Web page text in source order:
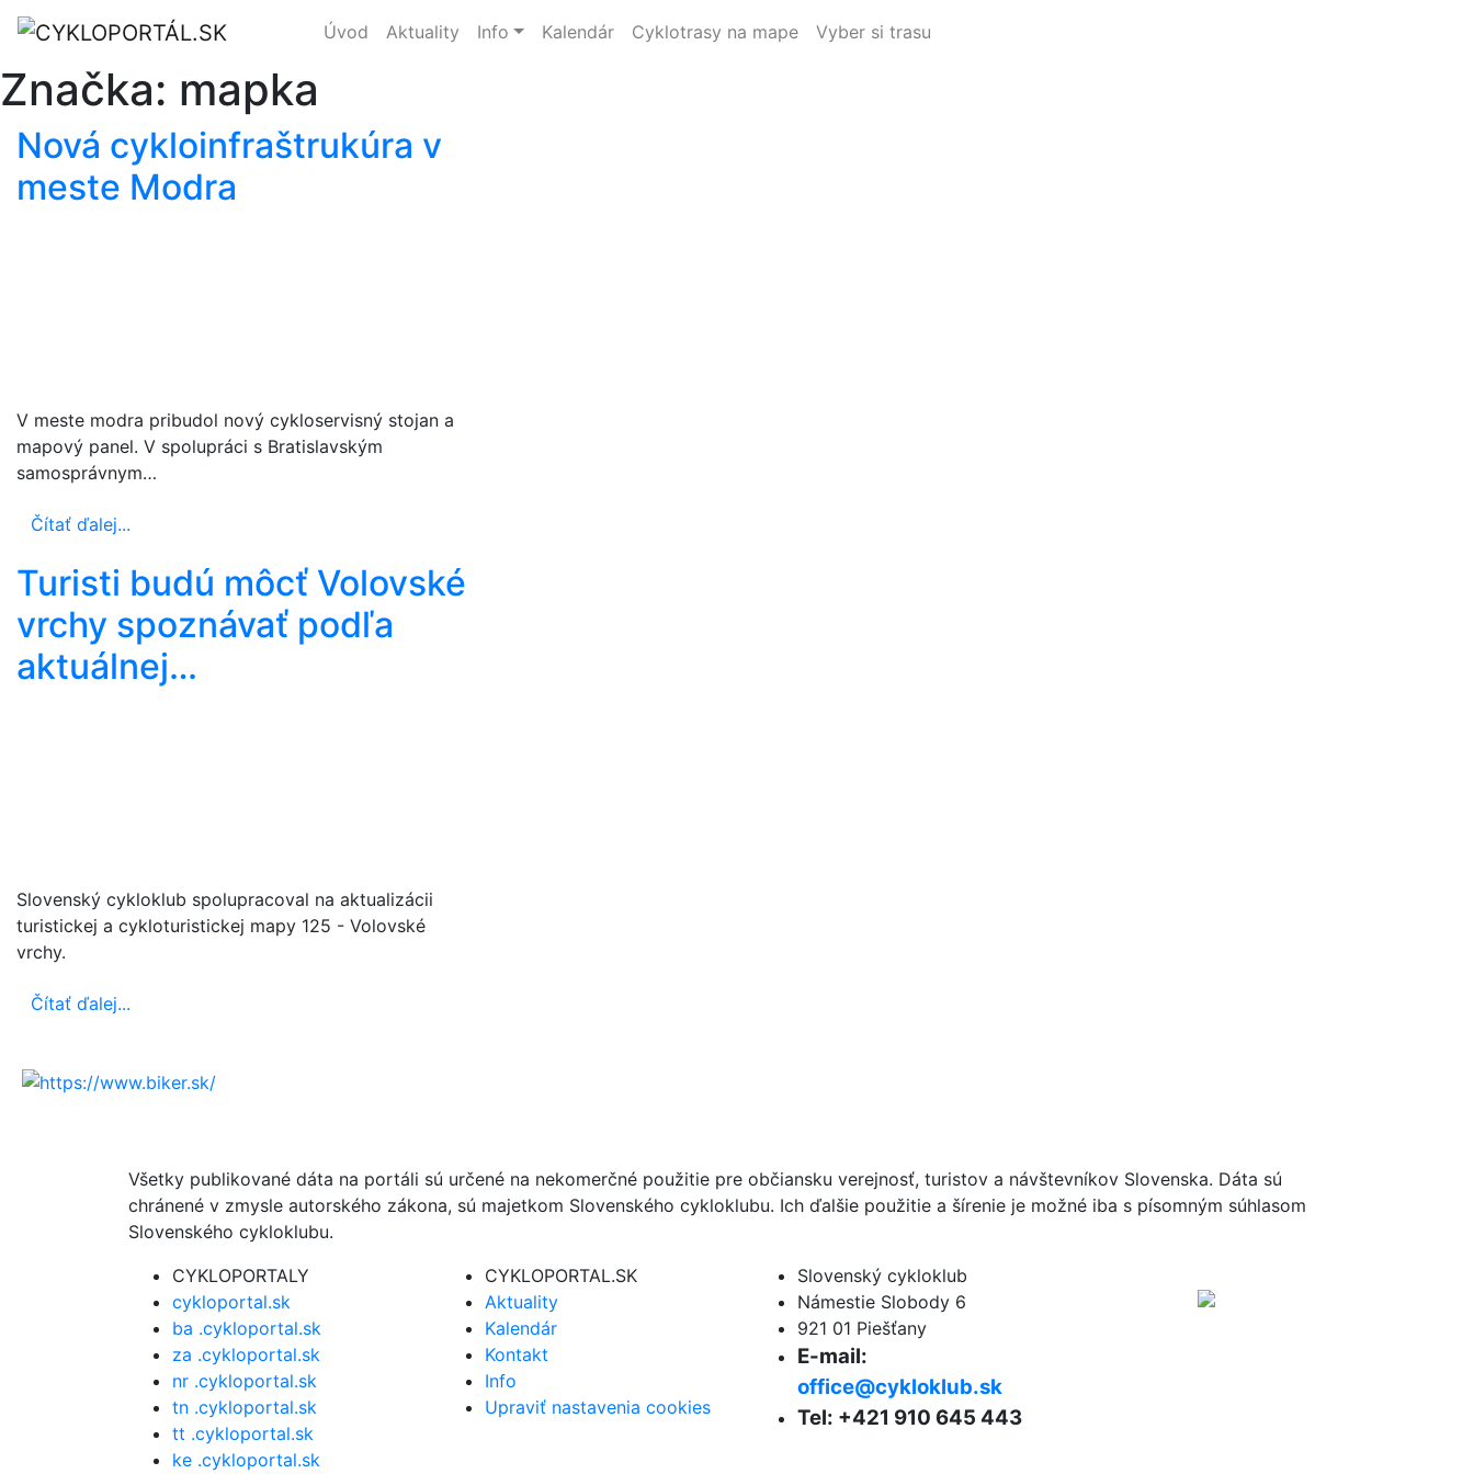
Úvod Aktuality Info Kalendár Cyklotrasy na mape Vyber si trasu
Značka: mapka
Nová cykloinfraštrukúra v
meste Modra
V meste modra pribudol nový cykloservisný stojan a
mapový panel. V spolupráci s Bratislavským
samosprávnym…
Čítať ďalej...
Turisti budú môcť Volovské
vrchy spoznávať podľa
aktuálnej…
Slovenský cykloklub spolupracoval na aktualizácii
turistickej a cykloturistickej mapy 125 - Volovské
vrchy.
Čítať ďalej...
Všetky publikované dáta na portáli sú určené na nekomerčné použitie pre občiansku verejnosť, turistov a návštevníkov Slovenska. Dáta sú
chránené v zmysle autorského zákona, sú majetkom Slovenského cykloklubu. Ich ďalšie použitie a šírenie je možné iba s písomným súhlasom
Slovenského cykloklubu.
CYKLOPORTALY
cykloportal.sk
ba .cykloportal.sk
za .cykloportal.sk
nr .cykloportal.sk
tn .cykloportal.sk
tt .cykloportal.sk
ke .cykloportal.sk
CYKLOPORTAL.SK
Aktuality
Kalendár
Kontakt
Info
Upraviť nastavenia cookies
Slovenský cykloklub
Námestie Slobody 6
921 01 Piešťany
E-mail:
office@cykloklub.sk
Tel: +421 910 645 443